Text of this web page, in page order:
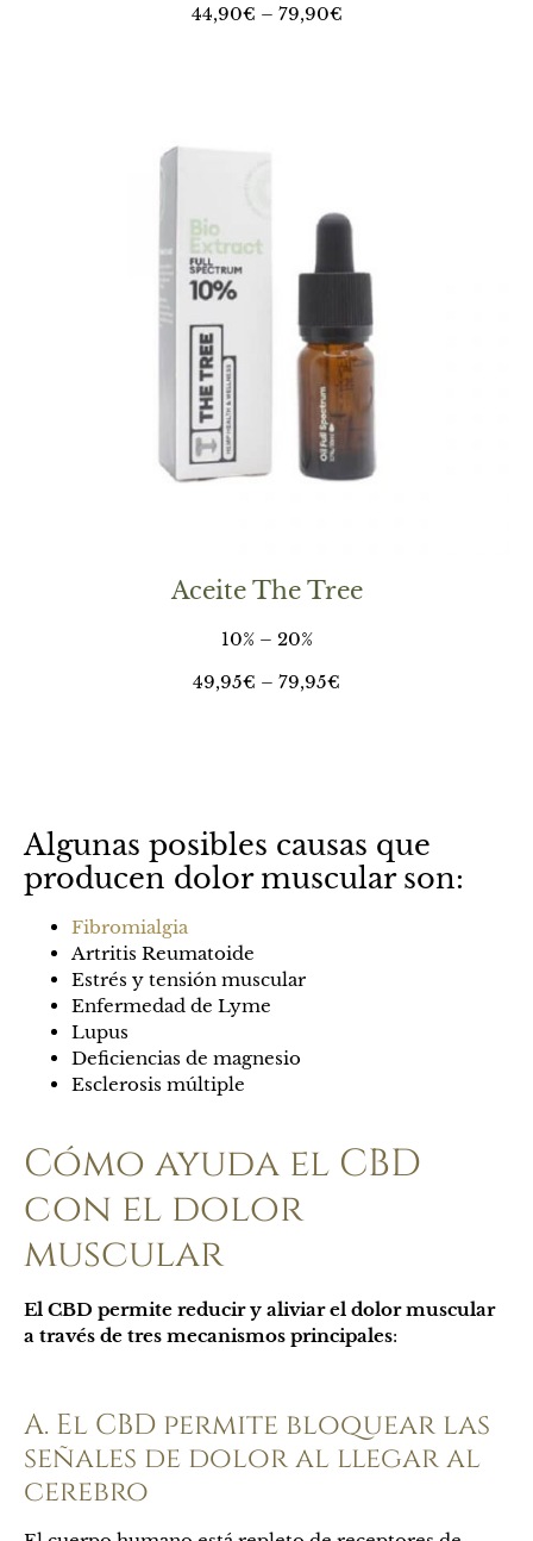
44,90€ – 79,90€
Aceite The Tree
10% – 20%
49,95€ – 79,95€
Algunas posibles causas que
producen dolor muscular son:
Fibromialgia
Artritis Reumatoide
Estrés y tensión muscular
Enfermedad de Lyme
Lupus
Deficiencias de magnesio
Esclerosis múltiple
Cómo ayuda el CBD
con el dolor
muscular
El CBD permite reducir y aliviar el dolor muscular
a través de tres mecanismos principales:
A. El CBD permite bloquear las
señales de dolor al llegar al
cerebro